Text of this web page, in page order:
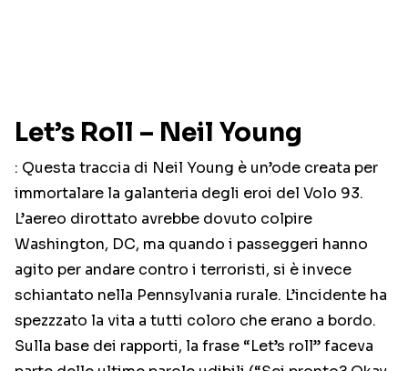
Let’s Roll – Neil Young
: Questa traccia di Neil Young è un’ode creata per
immortalare la galanteria degli eroi del Volo 93.
L’aereo dirottato avrebbe dovuto colpire
Washington, DC, ma quando i passeggeri hanno
agito per andare contro i terroristi, si è invece
schiantato nella Pennsylvania rurale. L’incidente ha
spezzzato la vita a tutti coloro che erano a bordo.
Sulla base dei rapporti, la frase “Let’s roll” faceva